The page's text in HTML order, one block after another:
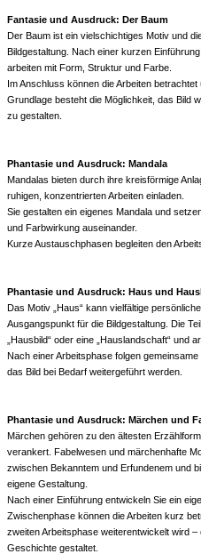
Fantasie und Ausdruck: Der Baum
Der Baum ist ein vielschichtiges Motiv und
Bildgestaltung. Nach einer kurzen
arbeiten mit Form, Struktur und Farbe.
Im Anschluss können die Arbeiten
Grundlage besteht die Möglichkeit, das Bild
zu gestalten.
Phantasie und Ausdruck: Mandala
Mandalas bieten durch ihre kreisförmige
ruhigen, konzentrierten Arbeiten einladen.
Sie gestalten ein eigenes Mandala und
und Farbwirkung auseinander.
Kurze Austauschphasen begleiten den
Phantasie und Ausdruck: Haus und
Das Motiv „Haus“ kann vielfältige
Ausgangspunkt für die Bildgestaltung. Die
„Hausbild“ oder eine „Hauslandschaft“ und
Nach einer Arbeitsphase folgen
das Bild bei Bedarf weitergeführt werden.
Phantasie und Ausdruck: Märchen und
Märchen gehören zu den ältesten
verankert. Fabelwesen und märchenhafte
zwischen Bekanntem und Erfundenem und
eigene Gestaltung.
Nach einer Einführung entwickeln Sie ein
Zwischenphase können die Arbeiten kurz
zweiten Arbeitsphase weiterentwickelt wird
Geschichte gestaltet.